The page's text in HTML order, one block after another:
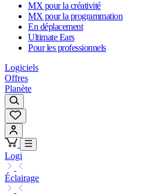
MX pour la créativité
MX pour la programmation
En déplacement
Ultimate Ears
Pour les professionnels
Logiciels
Offres
Planète
Logi
Éclairage